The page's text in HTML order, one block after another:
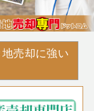
売却に強い